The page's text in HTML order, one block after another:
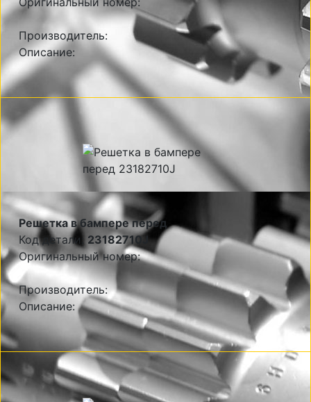
Производитель:
Описание:
Решетка в бампере перед
Код детали: 23182710J
Оригинальный номер:
Производитель:
Описание: